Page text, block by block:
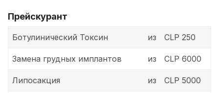
Прейскурант
Ботулинический Токсин из CLP 250
Замена грудных имплантов из CLP 6000
Липосакция из CLP 5000